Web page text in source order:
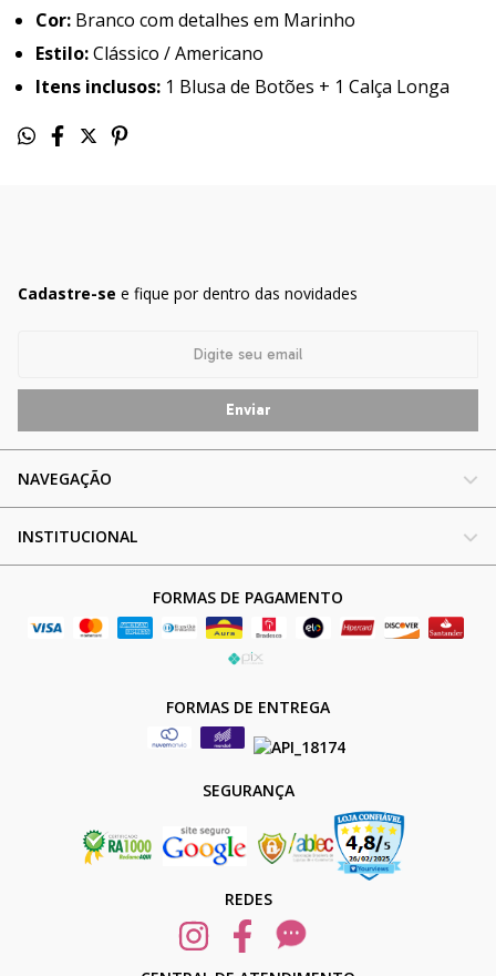
Cor: Branco com detalhes em Marinho
Estilo:Clássico / Americano
Itens inclusos: 1 Blusa de Botões + 1 Calça Longa
Cadastre-se e fique por dentro das novidades
NAVEGAÇÃO
INSTITUCIONAL
FORMAS DE PAGAMENTO
FORMAS DE ENTREGA
SEGURANÇA
REDES